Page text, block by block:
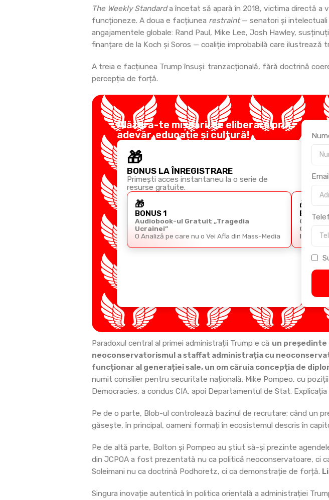
The Weekly Standarda încetat să apară în 2018, victima directă a
funcționeze. A doua e facțiunea restraint— senatori și intelectuali
angajamentele globale: Rand Paul, Mike Lee, Josh Hawley,
finanțare de la Koch și Soros — coaliție improbabilă care ilustrează
A treia e facțiunea Trump însuși: tranzacțională, fără doctrină
percepția de forță.
Alătură-te mișcării de eliberare prin
adevăr, educație și cultură!
🎁
BONUS LA ÎNREGISTRARE
Primești acces instantaneu la o serie de
resurse gratuite.
🎁
BONUS 1
Audiobook-ul Gratuit „Tragedia
Ucrainei”
O Analiză pe care nu o Vei Afla din Mass-Media
🎁
BONUS
Ghidul
Email
Paradoxul central al primei administrații Trump e că un președinte
neoconservatorismul a staffat administrația cu
funcționar al generației sale, un om căruia concepția de
numit consilier pentru securitate națională. Mike Pompeo, cu
Democracies, a condus CIA, apoi Departamentul de Stat.
Pe de o parte, Blob-ul controlează bazinul de recrutare: când un
găsește, în principal, oameni formați în ecosistemul descris în
Pe de altă parte, Bolton și Pompeo au știut să-și prezinte
din JCPOA a fost prezentată nu ca politică neoconservatoare, ci
Soleimani nu ca doctrină Podhoretz, ci ca demonstrație de forță.
Singura inovație autentică în politica orientală a administrației